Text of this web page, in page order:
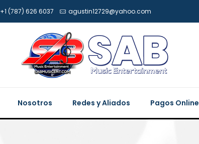
+1 (787) 626 6037 agustin12729@yahoo.com
Nosotros Redes y Aliados Pagos Online